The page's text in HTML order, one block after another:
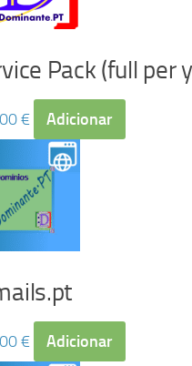
Pack (full per
€ Adicionar
€ Adicionar